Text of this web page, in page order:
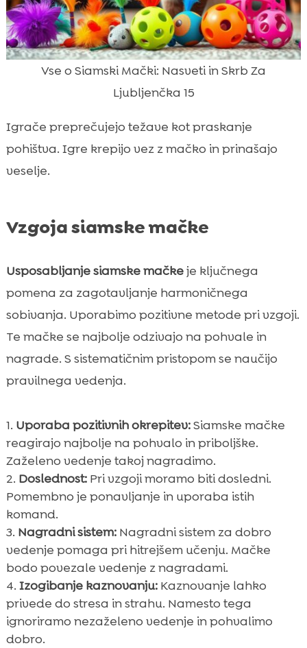
Vse o Siamski Mački: Nasveti in Skrb Za
Ljubljenčka 15
Igrače preprečujejo težave kot praskanje
pohištva. Igre krepijo vez z mačko in prinašajo
veselje.
Vzgoja siamske mačke
Usposabljanje siamske mačkeje ključnega
pomena za zagotavljanje harmoničnega
sobivanja. Uporabimo pozitivne metode pri vzgoji.
Te mačke se najbolje odzivajo na pohvale in
nagrade. S sistematičnim pristopom se naučijo
pravilnega vedenja.
Uporaba pozitivnih okrepitev:Siamske mačke
reagirajo najbolje na pohvalo in priboljške.
Zaželeno vedenje takoj nagradimo.
Doslednost:Pri vzgoji moramo biti dosledni.
Pomembno je ponavljanje in uporaba istih
komand.
Nagradni sistem:Nagradni sistem za dobro
vedenje pomaga pri hitrejšem učenju. Mačke
bodo povezale vedenje z nagradami.
Izogibanje kaznovanju:Kaznovanje lahko
privede do stresa in strahu. Namesto tega
ignoriramo nezaželeno vedenje in pohvalimo
dobro.